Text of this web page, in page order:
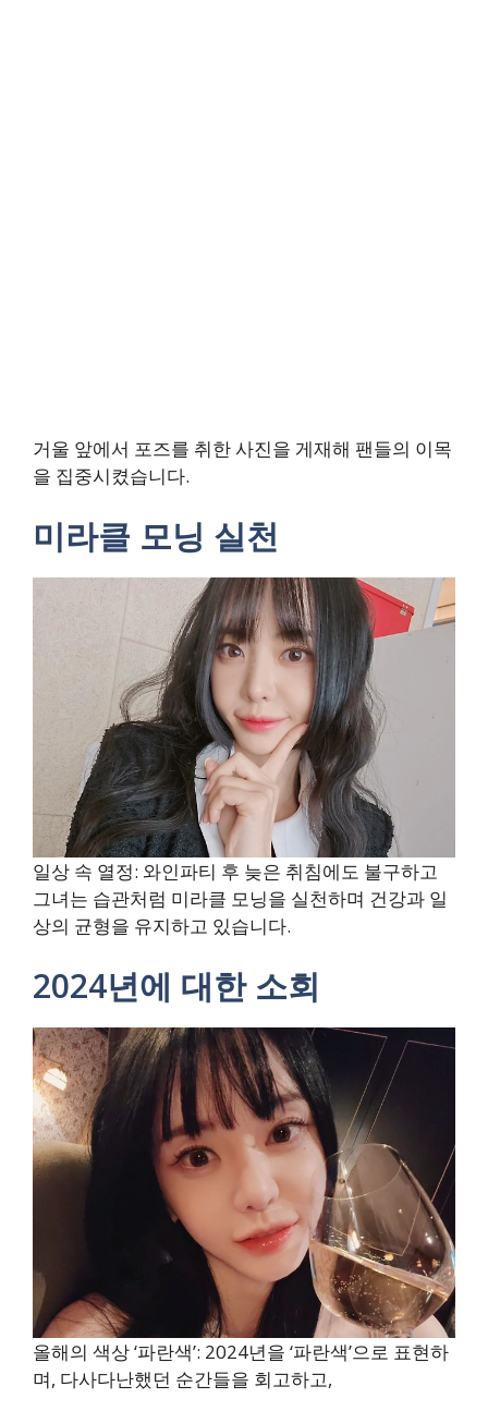
거울 앞에서 포즈를 취한 사진을 게재해 팬들의 이목
을 집중시켰습니다.
미라클 모닝 실천
일상 속 열정: 와인파티 후 늦은 취침에도 불구하고
그녀는 습관처럼 미라클 모닝을 실천하며 건강과 일
상의 균형을 유지하고 있습니다.
2024년에 대한 소회
올해의 색상 ‘파란색’: 2024년을 ‘파란색’으로 표현하
며, 다사다난했던 순간들을 회고하고,